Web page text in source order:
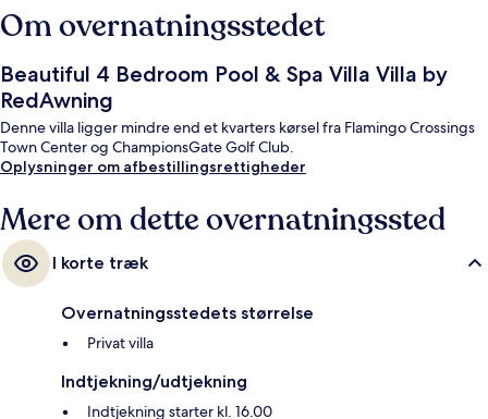
Om overnatningsstedet
Beautiful 4 Bedroom Pool & Spa Villa Villa by
RedAwning
Denne villa ligger mindre end et kvarters kørsel fra Flamingo Crossings
Town Center og ChampionsGate Golf Club.
Oplysninger om afbestillingsrettigheder
Mere om dette overnatningssted
I korte træk
Overnatningsstedets størrelse
Privat villa
Indtjekning/udtjekning
Indtjekning starter kl. 16.00